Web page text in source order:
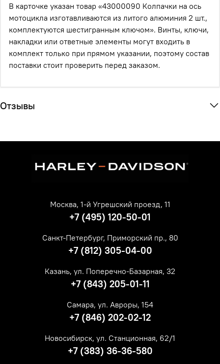
В карточке указан товар «43000090 Колпачки на ось
мотоцикла изготавливаются из литого алюминия 2 шт.,
комплектуются шестигранным ключом». Винты, ключи,
накладки или ответные элементы могут входить в
комплект только при прямом указании, поэтому состав
поставки стоит проверить перед заказом.
Отзывы
Москва, 1-й Угрешский проезд, 11
+7 (495) 120-50-01
Санкт-Петербург, Приморский пр., 80
+7 (812) 305-04-00
Казань, ул. Поперечно-Базарная, 32
+7 (843) 205-01-11
Самара, ул. Авроры, 154
+7 (846) 202-02-12
Новосибирск, ул. Станционная, 62/1
+7 (383) 36-36-580